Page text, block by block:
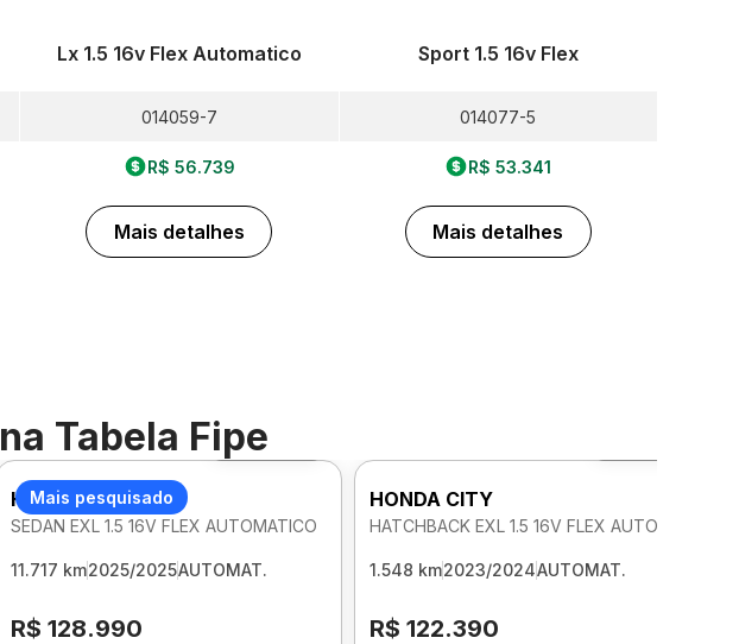
Lx 1.5 16v Flex Automatico
014059-7
R$ 56.739
Mais detalhes
Sport 1.5 16v Flex
014077-5
R$ 53.341
Mais detalhes
na Tabela Fipe
Mais pesquisado
Foto 360º
HONDA CITY
SEDAN EXL 1.5 16V FLEX AUTOMATICO
11.717 km2025/2025AUTOMAT.
R$ 128.990
HONDA CITY
1.548 km2023/2024AUTOMAT.
R$ 122.390